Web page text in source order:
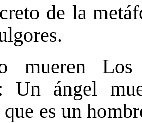
de la
mueren
Un ángel
es un